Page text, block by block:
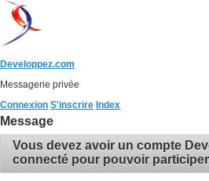
Developpez.com
Messagerie privée
Connexion S'inscrire Index
Message
Vous devez avoir un compte
connecté pour pouvoir